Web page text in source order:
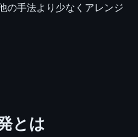
の手法より少なくアレンジ
とは